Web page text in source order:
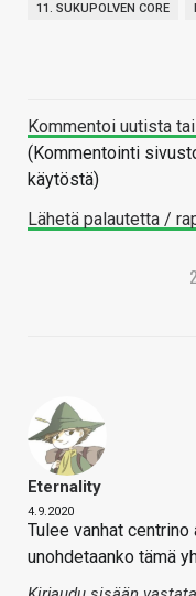
11. SUKUPOLVEN CORE
Kommentoi uutista
(Kommentointi
käytöstä)
Lähetä palautetta /
Eternality
4.9.2020
Tulee vanhat centrino
unohdetaanko tämä